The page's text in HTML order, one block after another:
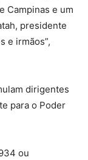
Campinas e um
presidente
e irmãos”,
dirigentes
para o Poder
ou